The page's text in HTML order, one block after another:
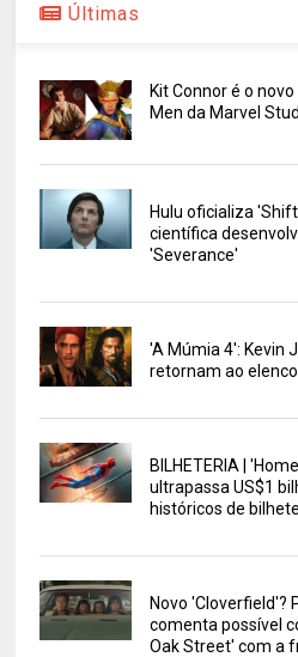
Últimas
Kit Connor é o
Men da Marvel
Hulu oficializa
científica
'Severance'
'A Múmia 4': Kevin
retornam ao
BILHETERIA |
ultrapassa US$1
históricos de
Novo 'Cloverfield'?
comenta possível
Oak Street' com a